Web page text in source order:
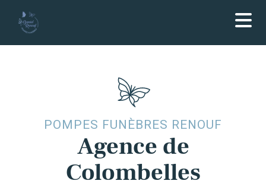
POMPES FUNÈBRES RENOUF
Agence de
Colombelles